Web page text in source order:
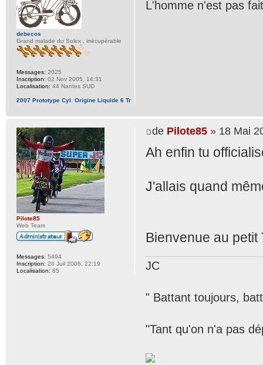
L'homme n'est pas
debecos
Grand malade du Solex , irrécupérable
Messages: 2025
Inscription: 02 Nov 2005, 14:31
Localisation: 44 Nantes SUD
2007 Prototype Cyl. Origine Liquide 6 Tr
de Pilote85 » 18 Mai
Ah enfin tu
J'allais quand
Bienvenue au
JC
" Battant toujours,
"Tant qu'on n'a pas
Pilote85
Web Team
Messages: 5494
Inscription: 24 Juil 2006, 22:19
Localisation: 85